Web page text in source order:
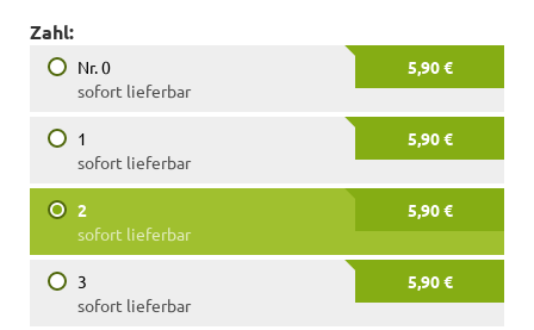
Zahl:
Nr. 0
5,90 €
sofort lieferbar
1
5,90 €
sofort lieferbar
2
5,90 €
sofort lieferbar
3
5,90 €
sofort lieferbar